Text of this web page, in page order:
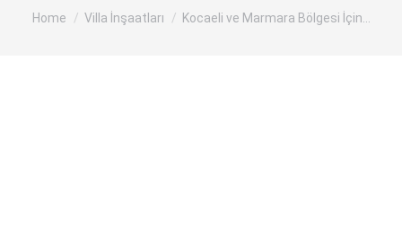
You are here:
Home Villa İnşaatları Kocaeli ve Marmara Bölgesi İçin…